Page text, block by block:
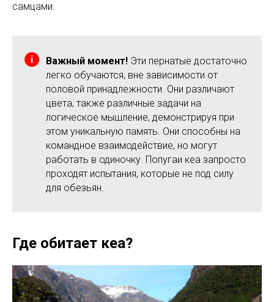
самцами.
Важный момент! Эти пернатые достаточно
легко обучаются, вне зависимости от
половой принадлежности. Они различают
цвета, также различные задачи на
логическое мышление, демонстрируя при
этом уникальную память. Они способны на
командное взаимодействие, но могут
работать в одиночку. Попугаи кеа запросто
проходят испытания, которые не под силу
для обезьян.
Где обитает кеа?